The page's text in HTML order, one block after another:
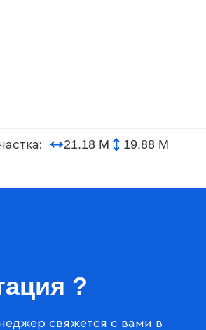
21.18 М 19.88 М
?
свяжется с вами в